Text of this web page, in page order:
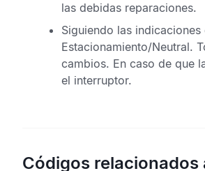
las debidas reparaciones.
Siguiendo las
Estacionamiento/Neutral.
cambios. En caso de que
el interruptor.
Códigos relacionados